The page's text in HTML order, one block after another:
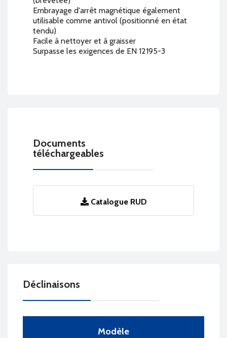
Embrayage d'arrêt magnétique également
utilisable comme antivol (positionné en état
tendu)
Facile à nettoyer et à graisser
Surpasse les exigences de EN 12195-3
Documents
téléchargeables
Catalogue RUD
Déclinaisons
Modèle